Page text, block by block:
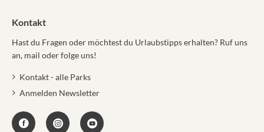
Kontakt
Hast du Fragen oder möchtest du Urlaubstipps erhalten? Ruf uns
an, mail oder folge uns!
Kontakt - alle Parks
Anmelden Newsletter